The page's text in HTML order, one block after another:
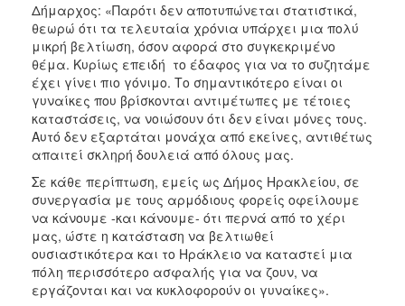
Αυτόματοι
Απινιδωτές
ΤΟΠΟΣ
ΔΗΜΟΣ
ΠΟΛΙΤΙΣΜΟΣ
Δήμαρχος: «Παρότι δεν αποτυπώνεται στατιστικά,
θεωρώ ότι τα τελευταία χρόνια υπάρχει μια πολύ
μικρή βελτίωση, όσον αφορά στο συγκεκριμένο
θέμα. Κυρίως επειδή το έδαφος για να το συζητάμε
έχει γίνει πιο γόνιμο. Το σημαντικότερο είναι οι
γυναίκες που βρίσκονται αντιμέτωπες με τέτοιες
καταστάσεις, να νοιώσουν ότι δεν είναι μόνες τους.
Αυτό δεν εξαρτάται μονάχα από εκείνες, αντιθέτως
απαιτεί σκληρή δουλειά από όλους μας.
Σε κάθε περίπτωση, εμείς ως Δήμος Ηρακλείου, σε
συνεργασία με τους αρμόδιους φορείς οφείλουμε
να κάνουμε -και κάνουμε- ότι περνά από το χέρι
μας, ώστε η κατάσταση να βελτιωθεί
ουσιαστικότερα και το Ηράκλειο να καταστεί μια
πόλη περισσότερο ασφαλής για να ζουν, να
εργάζονται και να κυκλοφορούν οι γυναίκες».